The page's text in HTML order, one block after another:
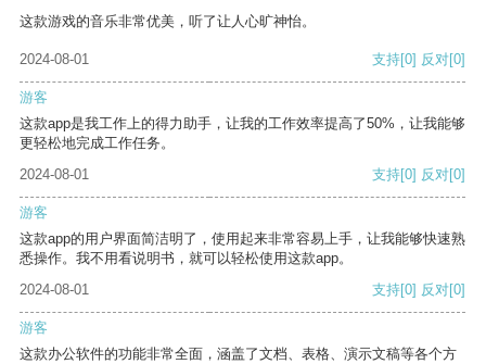
这款游戏的音乐非常优美，听了让人心旷神怡。
2024-08-01 支持[0] 反对[0]
游客
这款app是我工作上的得力助手，让我的工作效率提高了50%，让我能够
更轻松地完成工作任务。
2024-08-01
支持[0] 反对[0]
游客
这款app的用户界面简洁明了，使用起来非常容易上手，让我能够快速熟
悉操作。我不用看说明书，就可以轻松使用这款app。
2024-08-01
支持[0] 反对[0]
游客
这款办公软件的功能非常全面，涵盖了文档、表格、演示文稿等各个方